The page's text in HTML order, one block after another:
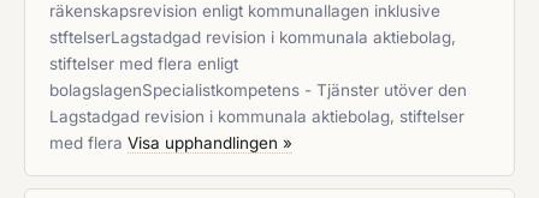
räkenskapsrevision enligt kommunallagen inklusive
stftelserLagstadgad revision i kommunala aktiebolag,
stiftelser med flera enligt
bolagslagenSpecialistkompetens - Tjänster utöver den
Lagstadgad revision i kommunala aktiebolag, stiftelser
med flera Visa upphandlingen »